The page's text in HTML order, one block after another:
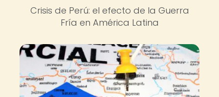
Crisis de Perú: el efecto de la Guerra
Fría en América Latina